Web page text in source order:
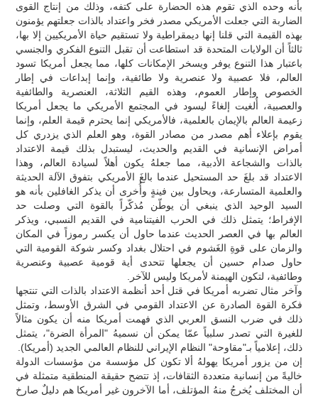
بأنه وحده الذي تقوم هذه الحضارة على كتفه، وذلك من إنتاج القوى
الضاربة التي جعلت الأمريكي مصدر فخر واعتداد بالذات جعلتهم يؤمنون
بهذه القيمة التي قلنا إنها ديمقراطية ولا تستقيم حياة الأمريكيين إلا بها،
ثالثاً أن الولايات المتحدة قد استطاعت أن تقبل التنوع الفكري والجنسي
باعتبار هذا التنوع يوفر ويسخر الإمكانات كلها، مما يجعل أمريكا تسود
العالم، فلا عصبية ولا عنصرية ولا طائفية، وإنما إبداعات في إطار
الخصوص وإطار العموم، وهذه القيم الثلاثة، العنصرية والطائفية
والعصبية، أُلغيت إلغاءً ليسود في المجتمع الأمريكي ما يجعل أمريكا
زعيمة العالم بالإيمان بالعلمية، فالأمريكي إنما يحترم قيمة العلم، وإنما
يقوم بإعلاء أهم مصدر من مصادر القوة، وهو العلم الذي يزدري كل
أمراض الإنسانية في القديم والحديث، ليستبدل بذلك قيمة الاعتداد
بالذات والشجاعة الأدبية، مما جعلهُ يكون أهلاً لسيادة العالم، وهذا
الاعتداد قد بلغَ حد المستحيل عندما بالغَ الأمريكي بتفوق الآلة الحديثة
والعلمية المتسارعة، ويحاول بين فينةٍ وأُخرى أن يذكر الغافلين بأنه هو
السيد الوحيد الذي ينبغي أن يوطّن مُذكّراً بالقوة التي وصلت حد
الإفراط؛ يتمثل ذلك في الحرب الفيتنامية في القديم النسبي، ويذكر
العالم بها في العصر الحديث عندما حاول أن يكسر رموزاً في المكان
والزمان على قوةِ الغَشوم في احتلال بغداد وكسر شوكة القومية التي
حاول صدام حسين أن يجعلها تتحدى أية قومية عصبية وعنصرية
وطائفية، لتكون الهيمنة لأمريكا وليس للآخر.
وآخر مثال تضربه أمريكا في قتل أحد أنظمة الاعتداد بالذات التي تنتجها
فكرة القوة الصادرة عن الاعتداد القومي في الشرق الأوسط، وتمثل
ذلك في ضرب النسق العربي الذي فهمت أمريكا منه أن يكون مثالاً
للغيرة التي تصدر سلبياً عمّا يمكن أن نسميهُ "المرأة الضرة"، يتمثل
ذلك، إعلامياً بـ"مقاوحة" النظام الإيراني للنظام العالمي الجديد (أمريكا).
إن من يزور أمريكا يهولهُ ألا تكون كل مؤسسة من مؤسسات الدولة
خاليةً من إنسانية متعددة الثقافات، إذ تتضح حقيقة المنطقية متمثلة في
أن المختلف يُخرجُ منهُ المؤتلف، أما الآخرون غير أمريكا هم دليلٌ صارخ